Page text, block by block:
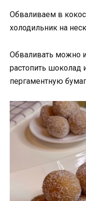
Обваливаем в
холодильник на
Обваливать можно
растопить шоколад
пергаментную